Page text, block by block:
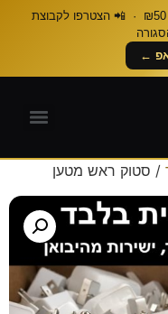
כל פרסום נוסף – ₪50 · 📲 הצטרפו לקבוצת
←
/ סטוק ראש מטען